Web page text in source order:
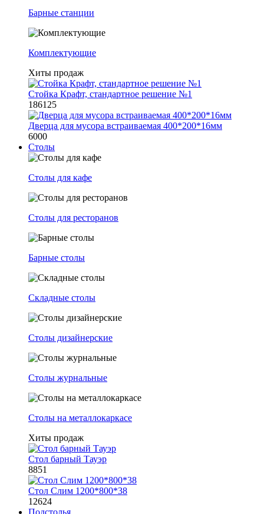
Барные станции
Комплектующие
Хиты продаж
Стойка Крафт, стандартное решение №1
186125
Дверца для мусора встраиваемая 400*200*16мм
6000
Столы
Столы для кафе
Столы для ресторанов
Барные столы
Складные столы
Столы дизайнерские
Столы журнальные
Столы на металлокаркасе
Хиты продаж
Стол барный Тауэр
8851
Стол Слим 1200*800*38
12624
Подстолья